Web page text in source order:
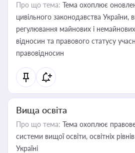
Про що тема: Тема охоплює
цивільного законодавства
регулювання майнових і
відносин та правового статусу
правовідносин
Вища освіта
Про що тема: Тема охоплює
системи вищої освіти, освітніх
Україні